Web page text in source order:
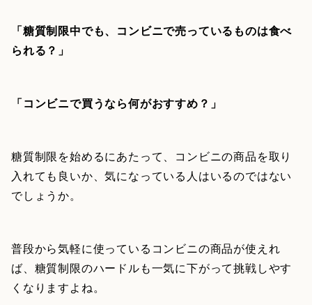
「糖質制限中でも、コンビニで売っているものは食べ
られる？」
「コンビニで買うなら何がおすすめ？」
糖質制限を始めるにあたって、コンビニの商品を取り
入れても良いか、気になっている人はいるのではない
でしょうか。
普段から気軽に使っているコンビニの商品が使えれ
ば、糖質制限のハードルも一気に下がって挑戦しやす
くなりますよね。